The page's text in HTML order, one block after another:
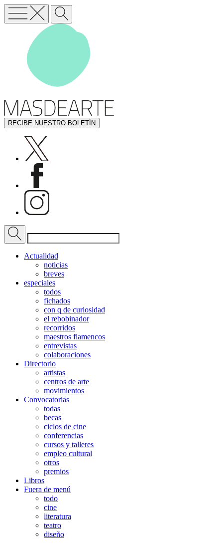
RECIBE NUESTRO BOLETÍN
Actualidad
noticias
breves
especiales
todos
fichados
con q de curiosidad
el rebobinador
recorridos
maestros flamencos
entrevistas
colaboraciones
Directorio
artistas
centros de arte
movimientos
Convocatorias
todas
becas
ciclos de cine
conferencias
cursos y talleres
empleo cultural
otros
premios
Libros
Fuera de menú
todo
cine
literatura
teatro
diseño